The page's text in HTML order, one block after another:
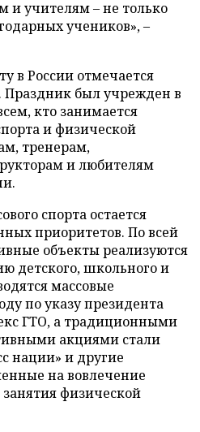
и учителям – не только
учеников», –
в России отмечается
Праздник был учрежден в
кто занимается
и физической
тренерам,
и любителям
спорта остается
приоритетов. По всей
объекты реализуются
детского, школьного и
массовые
по указу президента
ГТО, а традиционными
акциями стали
нации» и другие
на вовлечение
физической